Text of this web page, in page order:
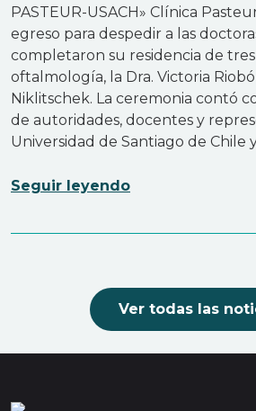
PASTEUR-USACH» Clínica
egreso para despedir a las
completaron su residencia de tres
oftalmología, la Dra. Victoria
Niklitschek. La ceremonia contó
de autoridades, docentes y
Universidad de Santiago de Chile
Seguir leyendo
Ver todas las